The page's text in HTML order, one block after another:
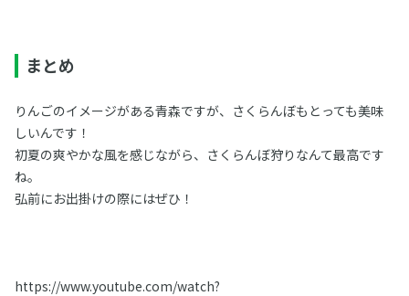
まとめ
りんごのイメージがある青森ですが、さくらんぼもとっても美味
しいんです！
初夏の爽やかな風を感じながら、さくらんぼ狩りなんて最高です
ね。
弘前にお出掛けの際にはぜひ！
https://www.youtube.com/watch?